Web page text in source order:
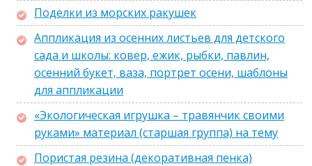
Поделки из морских ракушек
Аппликация из осенних листьев для детского
сада и школы: ковер, ежик, рыбки, павлин,
осенний букет, ваза, портрет осени, шаблоны
для аппликации
«Экологическая игрушка – травянчик своими
руками» материал (старшая группа) на тему
Пористая резина (декоративная пенка)